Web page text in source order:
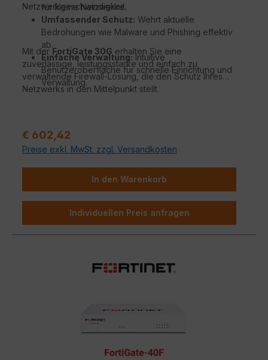
Netzwerkgeschwindigkeit.
für kleine Netzwerke.
Umfassender Schutz: Wehrt aktuelle
Bedrohungen wie Malware und Phishing effektiv
ab.
Einfache Verwaltung:Intuitive
Benutzeroberfläche für schnelle Einrichtung und
Verwaltung.
Mit der FortiGate 30G erhalten Sie eine
zuverlässige, leistungsstarke und einfach zu
verwaltende Firewall-Lösung, die den Schutz Ihres
Netzwerks in den Mittelpunkt stellt.
Regulärer Preis:
€ 602,42
Preise exkl. MwSt. zzgl. Versandkosten
In den Warenkorb
Individuellen Preis anfragen